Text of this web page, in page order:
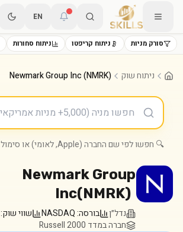
EN
סורק מניות ניתוח קריפטו ניתוח סחורות
ניתוח שוק Newmark Group Inc (NMRK)
🔍 חפשו לפי שם החברה (Apple, לאומי) או סימול (AAPL, LUMI.TA)
Newmark Group
Inc(NMRK)
נדל״ן בורסה:NASDAQ שווי שוק:
חברה במדד Russell 2000